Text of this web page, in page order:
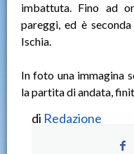
imbattuta. Fino ad
pareggi, ed è
Ischia.
In foto una immagina
la partita di andata,
di Redazione